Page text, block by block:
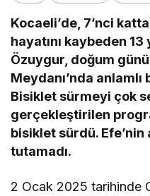
Kocaeli’de, 7’nci
hayatını kaybeden 13
Özuygur, doğum
Meydanı’nda anlamlı
Bisiklet sürmeyi çok
gerçekleştirilen
bisiklet sürdü. Efe’nin
tutamadı.
2 Ocak 2025 tarihinde